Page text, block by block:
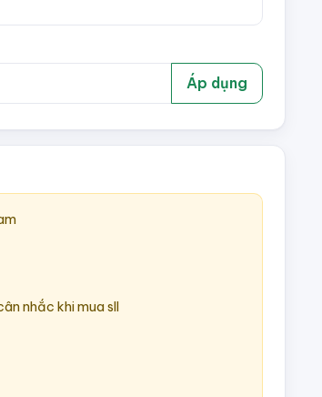
Áp dụng
nhắc khi mua sll